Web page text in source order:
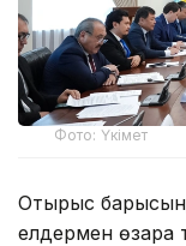
Фото: Үкімет
Отырыс
елдермен өзара